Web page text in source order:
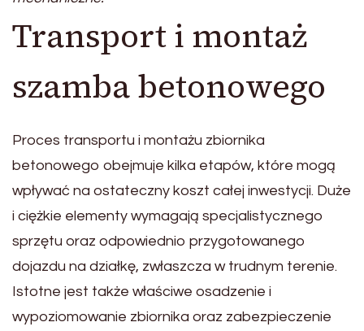
Transport i montaż
szamba betonowego
Proces transportu i montażu zbiornika
betonowego obejmuje kilka etapów, które mogą
wpływać na ostateczny koszt całej inwestycji. Duże
i ciężkie elementy wymagają specjalistycznego
sprzętu oraz odpowiednio przygotowanego
dojazdu na działkę, zwłaszcza w trudnym terenie.
Istotne jest także właściwe osadzenie i
wypoziomowanie zbiornika oraz zabezpieczenie